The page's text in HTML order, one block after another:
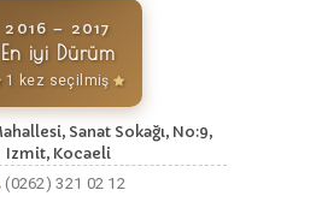
2016 – 2017
En iyi Dürüm
1 kez seçilmiş
Sanat Sokağı, No:9,
Izmit, Kocaeli
(0262) 321 02 12